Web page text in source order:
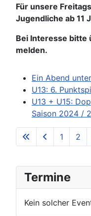
Für unsere
Jugendliche ab 11
Bei Interesse bitte
melden.
Ein Abend
U13: 6.
U13 + U15:
Saison 2024 /
1 2
Termine
Kein solcher